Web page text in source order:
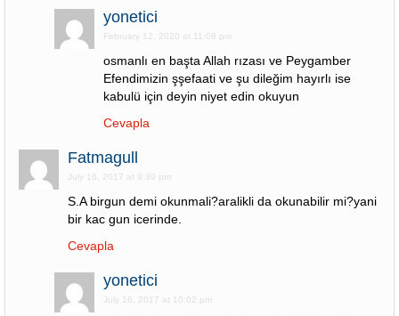
yonetici
February 12, 2020 at 11:08 pm
osmanlı en başta Allah rızası ve Peygamber
Efendimizin şşefaati ve şu dileğim hayırlı ise
kabulü için deyin niyet edin okuyun
Cevapla
Fatmagull
July 16, 2017 at 9:39 pm
S.A birgun demi okunmali?aralikli da okunabilir mi?yani
bir kac gun icerinde.
Cevapla
yonetici
July 16, 2017 at 10:02 pm